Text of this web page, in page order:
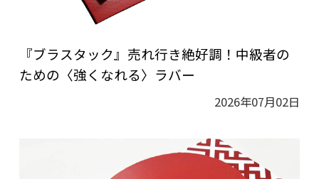
『ブラスタック』売れ行き絶好調！中級者の
ための〈強くなれる〉ラバー
2026年07月02日